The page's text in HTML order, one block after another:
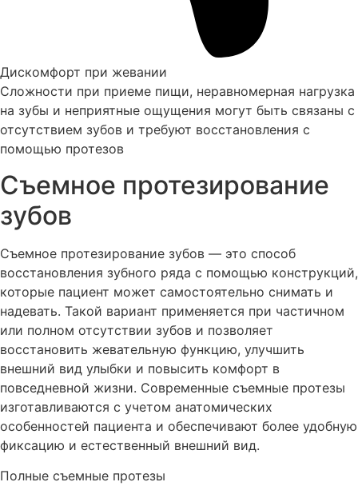
Дискомфорт при жевании
Сложности при приеме пищи, неравномерная нагрузка
на зубы и неприятные ощущения могут быть связаны с
отсутствием зубов и требуют восстановления с
помощью протезов
Съемное протезирование
зубов
Съемное протезирование зубов — это способ
восстановления зубного ряда с помощью конструкций,
которые пациент может самостоятельно снимать и
надевать. Такой вариант применяется при частичном
или полном отсутствии зубов и позволяет
восстановить жевательную функцию, улучшить
внешний вид улыбки и повысить комфорт в
повседневной жизни. Современные съемные протезы
изготавливаются с учетом анатомических
особенностей пациента и обеспечивают более удобную
фиксацию и естественный внешний вид.
Полные съемные протезы